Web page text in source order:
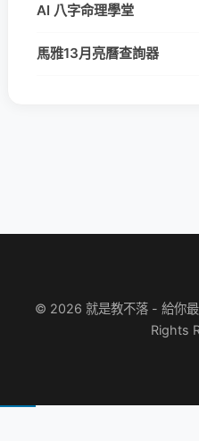
AI 八字命理學堂
馬雅13月亮曆查詢器
© 2026 就是教不落 - 給你
Rights